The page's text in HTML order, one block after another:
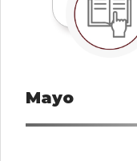
Mayo